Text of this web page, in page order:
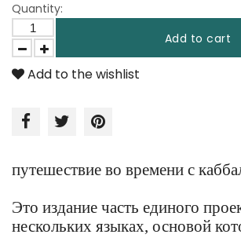
Quantity:
Add to cart
Add to the wishlist
путешествие во времени с
Это издание часть единого
нескольких языках, основой